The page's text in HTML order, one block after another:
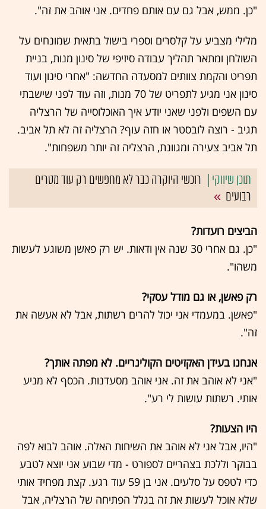
"כן. ממש, אבל גם עם אותם פחדים. אני אוהב את זה".
מלילי מצביע על קלסרים וספרי בישול בתאית שמונחים על
השולחן ומתאר תהליך עבודה סיזיפי של סינון מנות, בניית
תפריט והקמת צוותים למסעדה החדשה: "אחרי סינון ועוד
סינון אני מגיע לתפריט של 70 מנות, וזה עוד לפני שישבתי
עם השפים ולפני שאני יודע איך האוכלוסייה של הרצליה
תגיב - רוצה לובסטר או חזה עוף? הרצליה זה לא תל אביב.
תל אביב צעירה ומגוונת, הרצליה זה יותר משפחות".
רוכשי היוקרה כבר לא מחפשים רק עוד מטרים
רבועים
הביצים רועדות?
"כן. גם אחרי 30 שנה אין ודאות. יש רק פאשן משוגע לעשות
משהו".
רק פאשן, או גם מודל עסקי?
"פאשן. במעמדי אני יכול להרים רשתות, אבל לא אעשה את
זה".
אנחנו בעידן האקזיטים הקולינריים. לא מפתה אותך?
"אני לא אוהב את זה. אני אוהב מסעדנות. הכסף לא מניע
אותי. רשתות עושות לי רע".
היו הצעות?
"היו, אבל אני לא אוהב את השיחות האלה. אוהב לבוא לפה
בבוקר וללכת בצהריים לספורט - מדי שבוע אני יוצא לטבע
כדי לטפס על סלעים. אני בן 59 עוד רגע. קצת מפחיד אותי
שלא אוכל לעשות את זה בגלל הפתיחה של הרצליה, אבל